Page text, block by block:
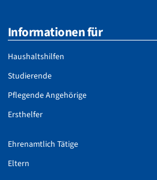
Informationen für
Haushaltshilfen
Studierende
Pflegende Angehörige
Ersthelfer
Ehrenamtlich Tätige
Eltern